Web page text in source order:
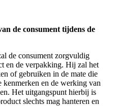
de consument tijdens de
de consument zorgvuldig
en de verpakking. Hij zal het
of gebruiken in de mate die
kenmerken en de werking van
Het uitgangspunt hierbij is
slechts mag hanteren en